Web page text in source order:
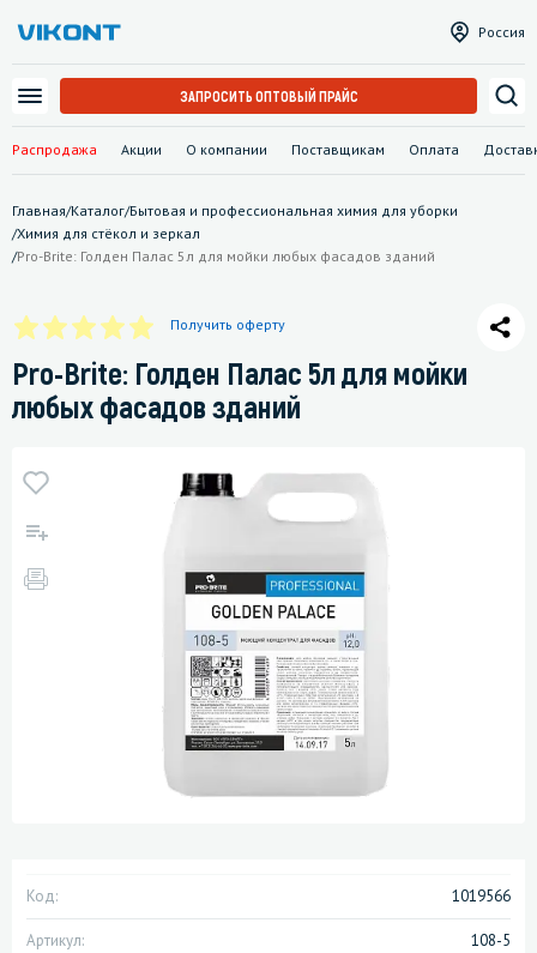
Распродажа Акции О компании Поставщикам Оплата
Россия
ЗАПРОСИТЬ ОПТОВЫЙ ПРАЙС
Главная/Каталог/Бытовая и профессиональная химия для уборки
/Химия для стёкол и зеркал
/Pro-Brite: Голден Палас 5л для мойки любых фасадов зданий
Получить оферту
Pro-Brite: Голден Палас 5л для мойки
любых фасадов зданий
Код: 1019566
Артикул: 108-5